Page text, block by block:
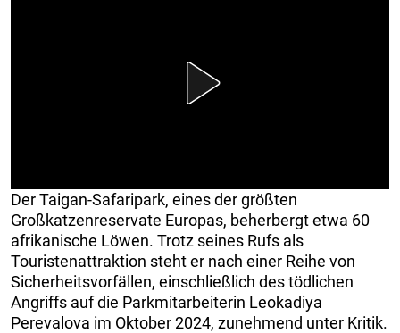
Der Taigan-Safaripark, eines der größten
Großkatzenreservate Europas, beherbergt etwa 60
afrikanische Löwen. Trotz seines Rufs als
Touristenattraktion steht er nach einer Reihe von
Sicherheitsvorfällen, einschließlich des tödlichen
Angriffs auf die Parkmitarbeiterin Leokadiya
Perevalova im Oktober 2024, zunehmend unter Kritik.